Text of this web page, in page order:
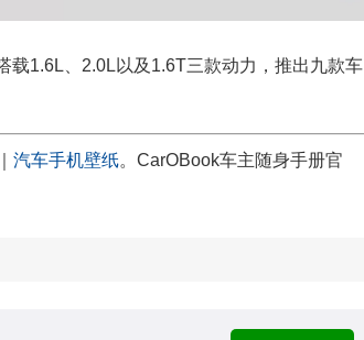
载1.6L、2.0L以及1.6T三款动力，推出九款车
汽车手机壁纸。CarOBook车主随身手册官